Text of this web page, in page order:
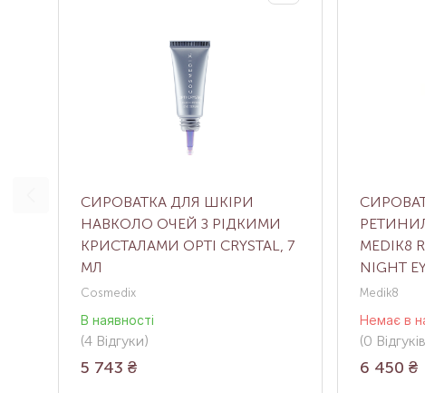
СИРОВАТКА ДЛЯ ШКІРИ
НАВКОЛО ОЧЕЙ З РІДКИМИ
КРИСТАЛАМИ OPTI CRYSTAL, 7
МЛ
Cosmedix
В наявності
(4 Відгуки)
5 743 ₴
MEDIK8
NIGHT
Medik8
Немає в
(0 Відгуків
6 450 ₴